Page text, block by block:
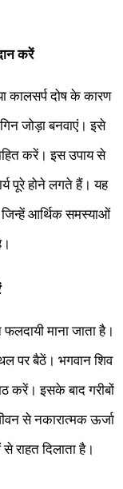
करें
कालसर्प दोष के कारण
जोड़ा बनवाएं। इसे
करें। इस उपाय से
पूरे होने लगते हैं। यह
आर्थिक समस्याओं
माना जाता है।
पर बैठें। भगवान शिव
करें। इसके बाद गरीबों
से नकारात्मक ऊर्जा
राहत दिलाता है।